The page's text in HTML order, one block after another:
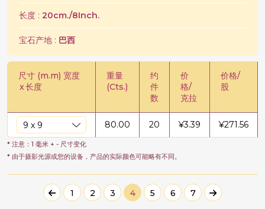
长度 : 20cm./8Inch.
宝石产地 : 巴西
尺寸 (m.m) 宽度
x长度
重量
(Cts.)
约
件
数
价
格/
克拉
价格/
股
80.00 20 ¥3.39 ¥271.56
* 注意：1 毫米 + - 尺寸变化
* 由于摄影光源或您的设备，产品的实际颜色可能略有不同。
1 2 3 4 5 6 7